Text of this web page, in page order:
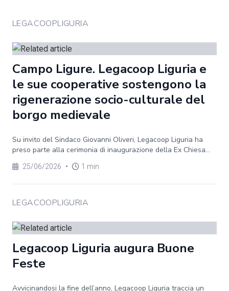
LEGACOOPLIGURIA
Campo Ligure. Legacoop Liguria e
le sue cooperative sostengono la
rigenerazione socio-culturale del
borgo medievale
Su invito del Sindaco Giovanni Oliveri, Legacoop Liguria ha
preso parte alla cerimonia di inaugurazione della Ex Chiesa...
25/06/2026 • 1 min
LEGACOOPLIGURIA
Legacoop Liguria augura Buone
Feste
Avvicinandosi la fine dell’anno, Legacoop Liguria traccia un